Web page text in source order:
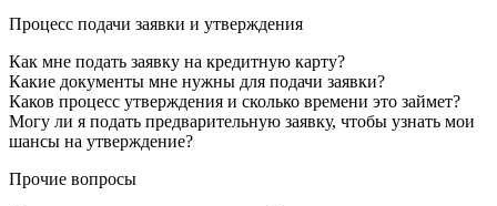
Процесс подачи заявки и утверждения
Как мне подать заявку на кредитную карту?
Какие документы мне нужны для подачи заявки?
Каков процесс утверждения и сколько времени это займет?
Могу ли я подать предварительную заявку, чтобы узнать мои
шансы на утверждение?
Прочие вопросы